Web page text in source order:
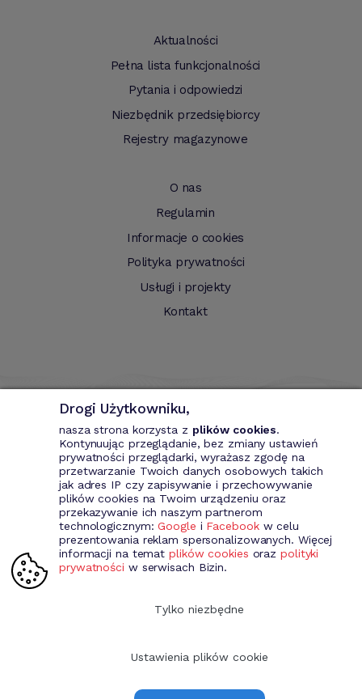
Aktualności
Pełna lista funkcjonalności
Pytania i odpowiedzi
Niezbędnik przedsiębiorcy
Rejestry magazynowe
O nas
Regulamin
Informacje o cookies
Polityka prywatności
Usługi i projekty
Kontakt
Bizin - System wspomagający przedsiębiorce. Wystawianie
dokumentów przychodowych (faktury VAT, fakury marża, faktury
MP, rachunki itd.). Rejestr kontrahentów wraz z rozbudowaną
analizą, gospodarka magazynowa, środki trwale, analiza sprzedaży i
kosztów prowadzenia działalności itd.
Copyright 2009-2026 Bizin Sp. z o.o.
Drogi Użytkowniku,
nasza strona korzysta z plików cookies.
Kontynuując przeglądanie, bez zmiany ustawień
prywatności przeglądarki, wyrażasz zgodę na
przetwarzanie Twoich danych osobowych takich
jak adres IP czy zapisywanie i przechowywanie
plików cookies na Twoim urządzeniu oraz
przekazywanie ich naszym partnerom
technologicznym:Google i Facebookw celu
prezentowania reklam spersonalizowanych. Więcej
informacji na tematplików cookies orazpolityki
prywatności w serwisach Bizin.
Tylko niezbędne
Ustawienia plików cookie